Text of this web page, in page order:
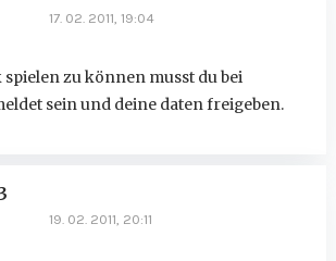
17. 02. 2011, 19:04
spielen zu können musst du bei
sein und deine daten freigeben.
19. 02. 2011, 20:11